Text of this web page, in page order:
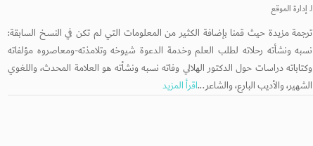
لـ إدارة الموقع
ترجمة مزيدة حيث قمنا بإضافة الكثير من المعلومات التي لم تكن في النسخ السابقة:
نسبه ونشأته رحلاته لطلب العلم وخدمة الدعوة شيوخه وتلامذته-ومعاصروه مؤلفاته
وكتاباته دراسات حول الدكتور الهلالي وفاته ‏نسبه ونشأته هو العلامة المحدث، واللغوي
الشهير، والأديب البارع، والشاعر...اقرأ المزيد